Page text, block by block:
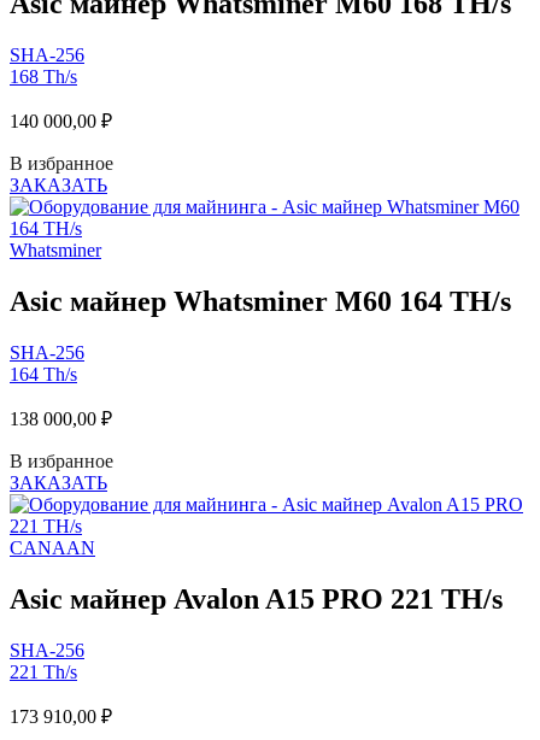
SHA-256
168 Th/s
140 000,00 ₽
В избранное
ЗАКАЗАТЬ
Whatsminer
Asic майнер Whatsminer M60 164 TH/s
SHA-256
164 Th/s
138 000,00 ₽
В избранное
ЗАКАЗАТЬ
CANAAN
Asic майнер Avalon A15 PRO 221 TH/s
SHA-256
221 Th/s
173 910,00 ₽